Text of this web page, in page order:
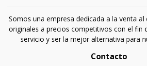
Somos una empresa dedicada a la venta
originales a precios competitivos con el fin
servicio y ser la mejor alternativa para
Contacto